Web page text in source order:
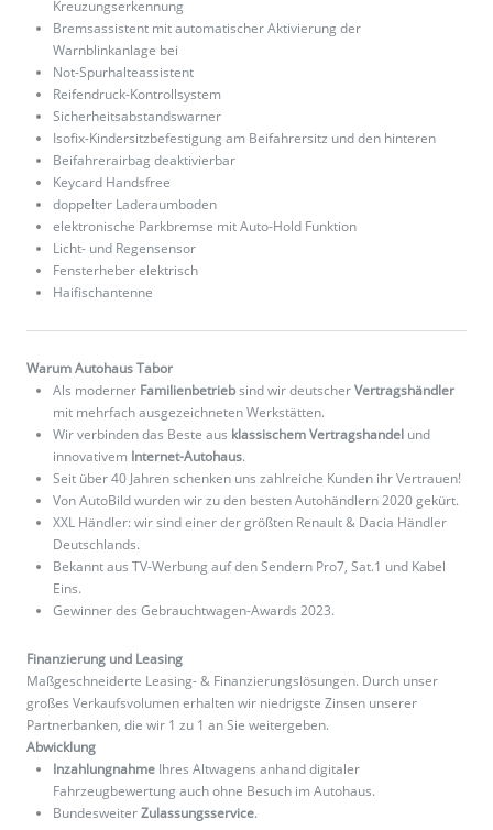
Kreuzungserkennung
Bremsassistent mit automatischer Aktivierung der
Warnblinkanlage bei
Not-Spurhalteassistent
Reifendruck-Kontrollsystem
Sicherheitsabstandswarner
Isofix-Kindersitzbefestigung am Beifahrersitz und den hinteren
Beifahrerairbag deaktivierbar
Keycard Handsfree
doppelter Laderaumboden
elektronische Parkbremse mit Auto-Hold Funktion
Licht- und Regensensor
Fensterheber elektrisch
Haifischantenne
Warum Autohaus Tabor
Als moderner Familienbetriebsind wir deutscherVertragshändler
mit mehrfach ausgezeichneten Werkstätten.
Wir verbinden das Beste aus klassischem Vertragshandel und
innovativem Internet-Autohaus.
Seit über 40 Jahren schenken uns zahlreiche Kunden ihr Vertrauen!
Von AutoBild wurden wir zu den besten Autohändlern 2020 gekürt.
XXL Händler: wir sind einer der größten Renault & Dacia Händler
Deutschlands.
Bekannt aus TV-Werbung auf den Sendern Pro7, Sat.1 und Kabel
Eins.
Gewinner des Gebrauchtwagen-Awards 2023.
Finanzierung und Leasing
Maßgeschneiderte Leasing- & Finanzierungslösungen. Durch unser
großes Verkaufsvolumen erhalten wir niedrigste Zinsen unserer
Partnerbanken, die wir 1 zu 1 an Sie weitergeben.
Abwicklung
Inzahlungnahme Ihres Altwagens anhand digitaler
Fahrzeugbewertung auch ohne Besuch im Autohaus.
BundesweiterZulassungsservice.